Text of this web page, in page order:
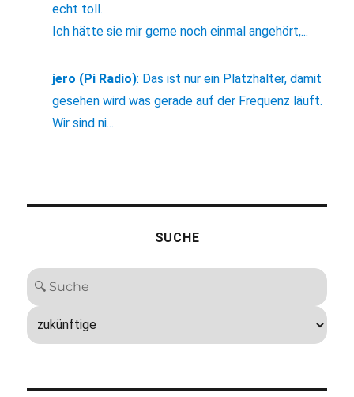
echt toll.
Ich hätte sie mir gerne noch einmal angehört,...
jero (Pi Radio): Das ist nur ein Platzhalter, damit
gesehen wird was gerade auf der Frequenz läuft.
Wir sind ni...
SUCHE